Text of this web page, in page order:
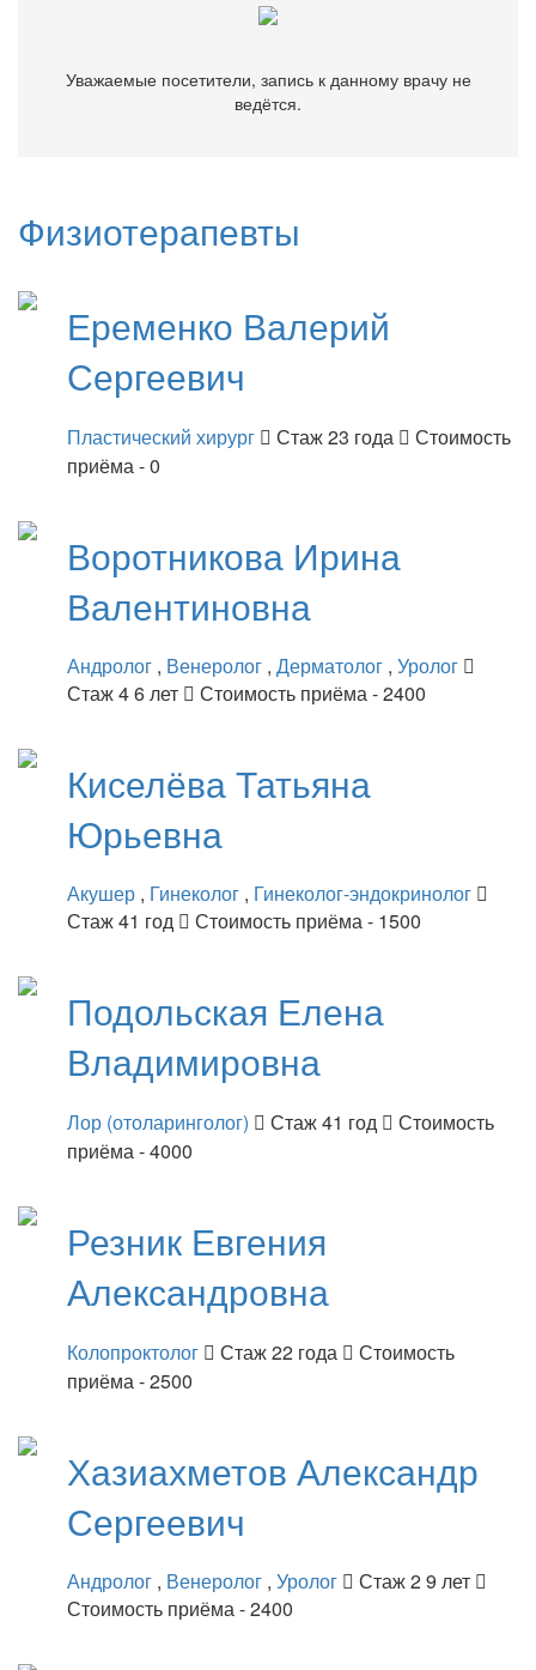
Уважаемые посетители, запись к данному врачу не
ведётся.
Физиотерапевты
Еременко Валерий
Сергеевич
Пластический хирург Стаж 23 года
Стоимость
приёма - 0
Воротникова Ирина
Валентиновна
Андролог , Венеролог , Дерматолог , Уролог
Стаж 4 6 лет
Стоимость приёма - 2400
КиселёваТатьяна
Юрьевна
Акушер , Гинеколог , Гинеколог-эндокринолог
Стаж 41 год
Стоимость приёма - 1500
Подольская Елена
Владимировна
Лор (отоларинголог) Стаж 41 год
Стоимость
приёма - 4000
Резник Евгения
Александровна
Колопроктолог Стаж 22 года
Стоимость
приёма - 2500
Хазиахметов Александр
Сергеевич
Андролог , Венеролог , Уролог
Стаж 2 9 лет
Стоимость приёма - 2400